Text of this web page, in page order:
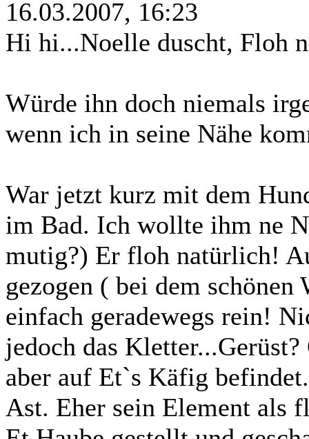
16.03.2007, 16:23
Hi hi...Noelle duscht, Floh
Würde ihn doch niemals
wenn ich in seine Nähe
War jetzt kurz mit dem
im Bad. Ich wollte ihm ne
mutig?) Er floh natürlich!
gezogen ( bei dem
einfach geradewegs rein!
jedoch das
aber auf Et`s Käfig
Ast. Eher sein Element als